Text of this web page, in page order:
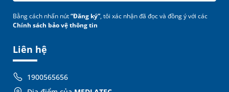
Liên hệ
1900565656
Bằng cách nhấn nút“Đăng ký”, tôi xác nhận đã đọc và đồng ý với các
Chính sách bảo vệ thông tin